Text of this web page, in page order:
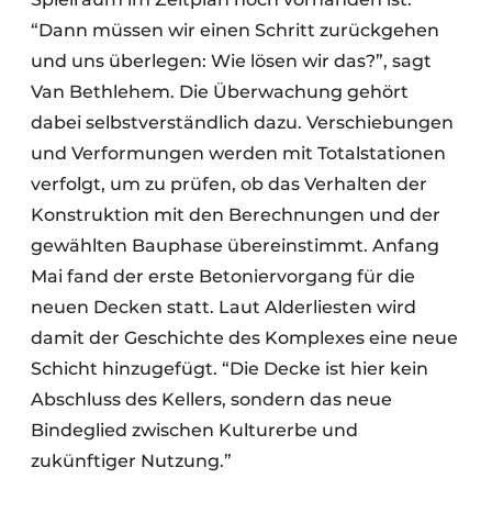
“Dann müssen wir einen Schritt zurückgehen
und uns überlegen: Wie lösen wir das?”, sagt
Van Bethlehem. Die Überwachung gehört
dabei selbstverständlich dazu. Verschiebungen
und Verformungen werden mit Totalstationen
verfolgt, um zu prüfen, ob das Verhalten der
Konstruktion mit den Berechnungen und der
gewählten Bauphase übereinstimmt. Anfang
Mai fand der erste Betoniervorgang für die
neuen Decken statt. Laut Alderliesten wird
damit der Geschichte des Komplexes eine neue
Schicht hinzugefügt. “Die Decke ist hier kein
Abschluss des Kellers, sondern das neue
Bindeglied zwischen Kulturerbe und
zukünftiger Nutzung.”